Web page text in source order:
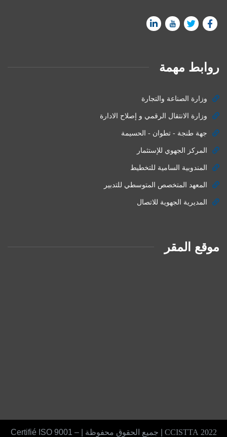
روابط مهمة
وزارة الصناعة والتجارة
وزارة الانتقال الرقمي و إصلاح الادارة
جهة طنجة - تطوان - الحسيمة
المركز الجهوي للإستثمار
المندوبية السامية للتخطيط
المعهد المتخصص المتوسطي للتدبير
المديرية الجهوية للاتصال
موقع المقر
2022 CCISTTA | جميع الحقوق محفوظة | Certifié ISO 9001 –